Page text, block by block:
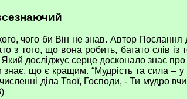
чого би Він не знав. Автор Послання
з того, що вона робить, багато слів
досліджує серце досконало знає
що є кращим. “Мудрість та сила –
діла Твої, Господи, - Ти мудро